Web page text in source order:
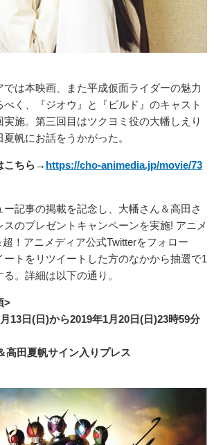
は本映画、また平成仮面ライダーの魅力
く、『ジオウ』と『ビルド』のキャスト
施。第三回目はツクヨミ役の大幡しえり
帆にお話をうかがった。
こちら→ https://cho-animedia.jp/movie/73
記事の掲載を記念し、大幡さん＆高田さ
スのプレゼントキャンペーンを実施! アニメ
！アニメディア公式Twitterをフォロー
ートをリツイートした方のなかから抽選で1
。詳細は以下の通り。
>
13日(日)から2019年1月20日(日)23時59分
高田夏帆サイン入りプレス